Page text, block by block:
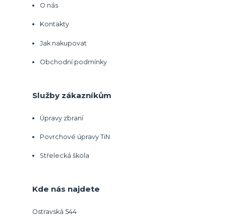
O nás
Kontakty
Jak nakupovat
Obchodní podmínky
Služby zákazníkům
Úpravy zbraní
Povrchové úpravy TiN
Střelecká škola
Kde nás najdete
Ostravská 544